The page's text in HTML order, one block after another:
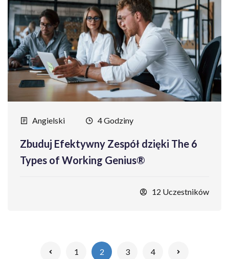
Angielski 4 Godziny
Zbuduj Efektywny Zespół dzięki The 6
Types of Working Genius®
12 Uczestników
1 2 3 4